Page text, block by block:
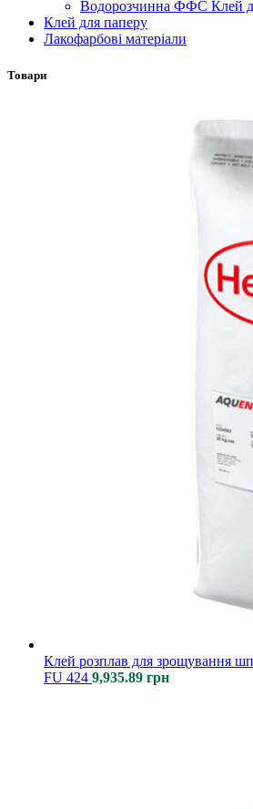
Водорозчинна ФФС Клей
Клей для паперу
Лакофарбові матеріали
Товари
Клей розплав для зрощування
FU 424 9,935.89 грн